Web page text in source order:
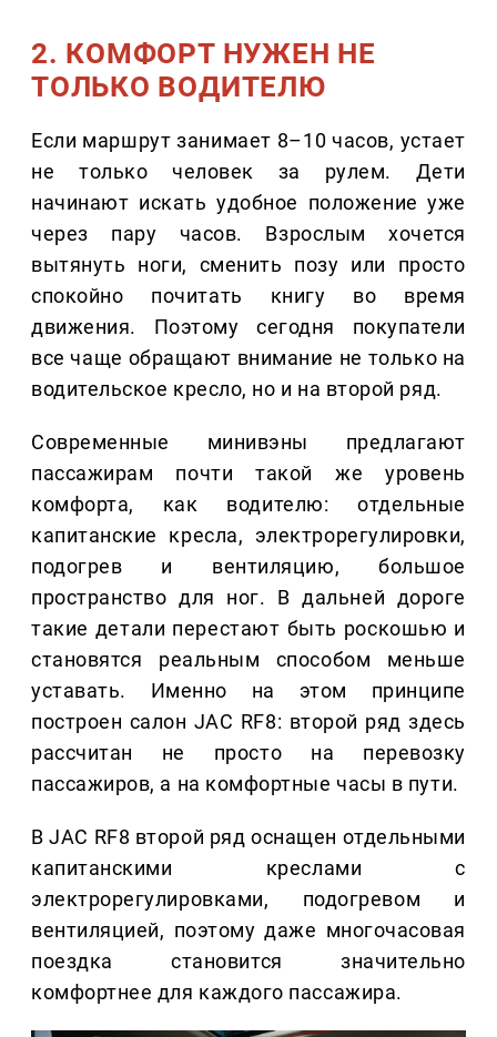
2. КОМФОРТ НУЖЕН НЕ
ТОЛЬКО ВОДИТЕЛЮ
Если маршрут занимает 8–10 часов, устает
не только человек за рулем. Дети
начинают искать удобное положение уже
через пару часов. Взрослым хочется
вытянуть ноги, сменить позу или просто
спокойно почитать книгу во время
движения. Поэтому сегодня покупатели
все чаще обращают внимание не только на
водительское кресло, но и на второй ряд.
Современные минивэны предлагают
пассажирам почти такой же уровень
комфорта, как водителю: отдельные
капитанские кресла, электрорегулировки,
подогрев и вентиляцию, большое
пространство для ног. В дальней дороге
такие детали перестают быть роскошью и
становятся реальным способом меньше
уставать. Именно на этом принципе
построен салон JAC RF8: второй ряд здесь
рассчитан не просто на перевозку
пассажиров, а на комфортные часы в пути.
В JAC RF8 второй ряд оснащен отдельными
капитанскими креслами с
электрорегулировками, подогревом и
вентиляцией, поэтому даже многочасовая
поездка становится значительно
комфортнее для каждого пассажира.